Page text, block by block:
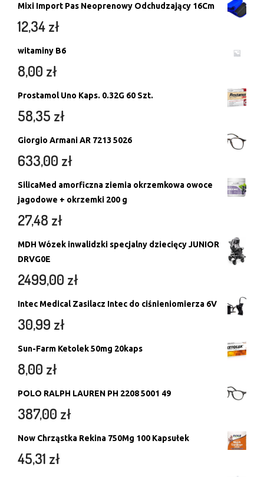
Mixi Import Pas Neoprenowy Odchudzający 16Cm
12,34zł
witaminy B6
8,00 zł
Prostamol Uno Kaps. 0.32G 60 Szt.
58,35 zł
Giorgio Armani AR 7213 5026
633,00 zł
SilicaMed amorficzna ziemia okrzemkowa owoce
jagodowe + okrzemki 200 g
27,48 zł
MDH Wózek inwalidzki specjalny dziecięcy JUNIOR
DRVG0E
2499,00 zł
Intec Medical Zasilacz Intec do ciśnieniomierza 6V
30,99 zł
Sun-Farm Ketolek 50mg 20kaps
8,00 zł
POLO RALPH LAUREN PH 2208 5001 49
387,00 zł
Now Chrząstka Rekina 750Mg 100 Kapsułek
45,31 zł